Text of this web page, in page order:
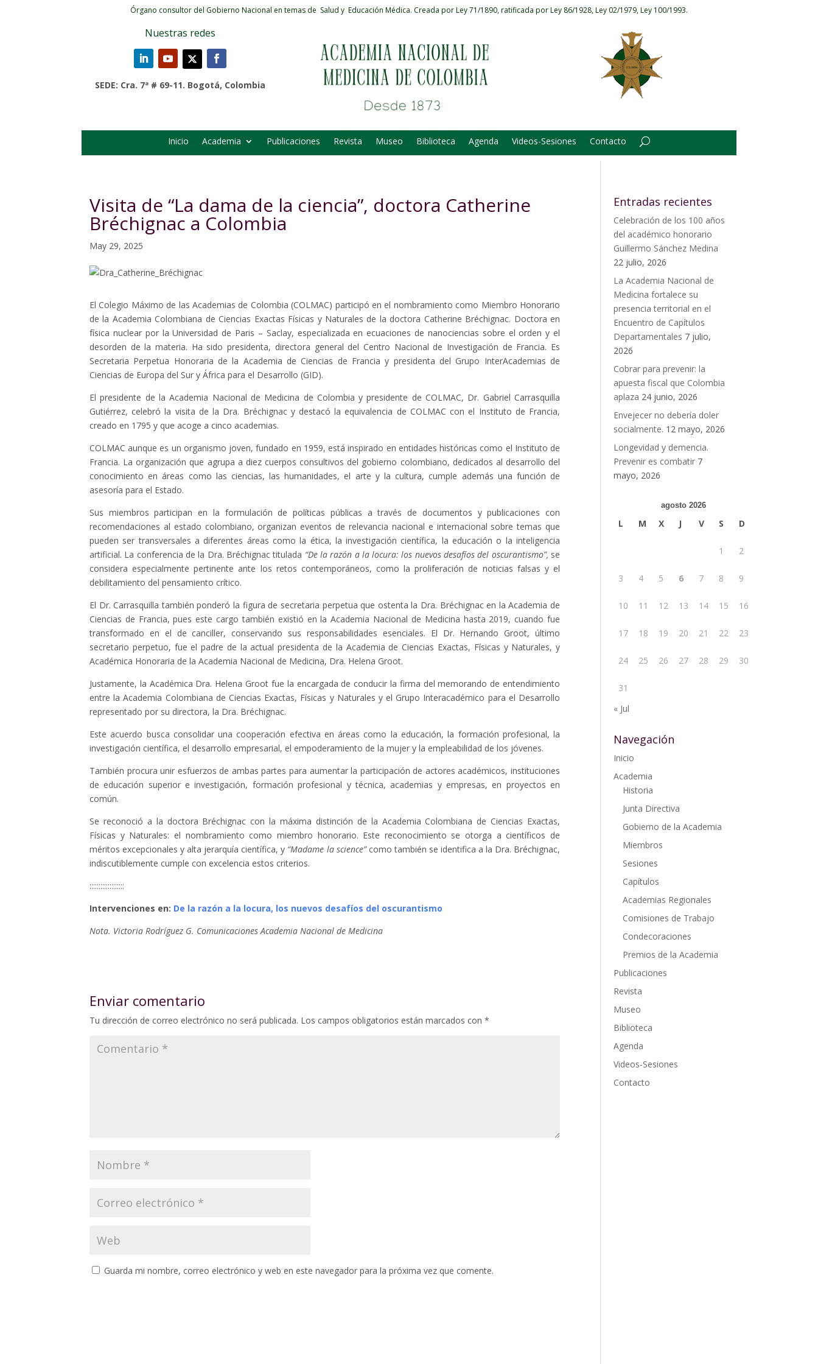
Órgano consultor del Gobierno Nacional en temas de Salud y Educación Médica. Creada por Ley 71/1890, ratificada por Ley 86/1928, Ley 02/1979, Ley 100/1993.
Nuestras redes
SEDE: Cra. 7ª # 69-11. Bogotá, Colombia
Inicio Academia Publicaciones Revista Museo Biblioteca Agenda Videos-Sesiones Contacto
Visita de “La dama de la ciencia”, doctora Catherine
Bréchignac a Colombia
May 29, 2025
El Colegio Máximo de las Academias de Colombia (COLMAC) participó en el nombramiento como Miembro Honorario
de la Academia Colombiana de Ciencias Exactas Físicas y Naturales de la doctora Catherine Bréchignac. Doctora en
física nuclear por la Universidad de Paris – Saclay, especializada en ecuaciones de nanociencias sobre el orden y el
desorden de la materia. Ha sido presidenta, directora general del Centro Nacional de Investigación de Francia. Es
Secretaria Perpetua Honoraria de la Academia de Ciencias de Francia y presidenta del Grupo InterAcademias de
Ciencias de Europa del Sur y África para el Desarrollo (GID).
El presidente de la Academia Nacional de Medicina de Colombia y presidente de COLMAC, Dr. Gabriel Carrasquilla
Gutiérrez, celebró la visita de la Dra. Bréchignac y destacó la equivalencia de COLMAC con el Instituto de Francia,
creado en 1795 y que acoge a cinco academias.
COLMAC aunque es un organismo joven, fundado en 1959, está inspirado en entidades históricas como el Instituto de
Francia. La organización que agrupa a diez cuerpos consultivos del gobierno colombiano, dedicados al desarrollo del
conocimiento en áreas como las ciencias, las humanidades, el arte y la cultura, cumple además una función de
asesoría para el Estado.
Sus miembros participan en la formulación de políticas públicas a través de documentos y publicaciones con
recomendaciones al estado colombiano, organizan eventos de relevancia nacional e internacional sobre temas que
pueden ser transversales a diferentes áreas como la ética, la investigación científica, la educación o la inteligencia
artificial. La conferencia de la Dra. Bréchignac titulada “De la razón a la locura: los nuevos desafíos del oscurantismo”, se
considera especialmente pertinente ante los retos contemporáneos, como la proliferación de noticias falsas y el
debilitamiento del pensamiento crítico.
El Dr. Carrasquilla también ponderó la figura de secretaria perpetua que ostenta la Dra. Bréchignac en la Academia de
Ciencias de Francia, pues este cargo también existió en la Academia Nacional de Medicina hasta 2019, cuando fue
transformado en el de canciller, conservando sus responsabilidades esenciales. El Dr. Hernando Groot, último
secretario perpetuo, fue el padre de la actual presidenta de la Academia de Ciencias Exactas, Físicas y Naturales, y
Académica Honoraria de la Academia Nacional de Medicina, Dra. Helena Groot.
Justamente, la Académica Dra. Helena Groot fue la encargada de conducir la firma del memorando de entendimiento
entre la Academia Colombiana de Ciencias Exactas, Físicas y Naturales y el Grupo Interacadémico para el Desarrollo
representado por su directora, la Dra. Bréchignac.
Este acuerdo busca consolidar una cooperación efectiva en áreas como la educación, la formación profesional, la
investigación científica, el desarrollo empresarial, el empoderamiento de la mujer y la empleabilidad de los jóvenes.
También procura unir esfuerzos de ambas partes para aumentar la participación de actores académicos, instituciones
de educación superior e investigación, formación profesional y técnica, academias y empresas, en proyectos en
común.
Se reconoció a la doctora Bréchignac con la máxima distinción de la Academia Colombiana de Ciencias Exactas,
Físicas y Naturales: el nombramiento como miembro honorario. Este reconocimiento se otorga a científicos de
méritos excepcionales y alta jerarquía científica, y “Madame la science”como también se identifica a la Dra. Bréchignac,
indiscutiblemente cumple con excelencia estos criterios.
:::::::::::::::::::
Intervenciones en: De la razón a la locura, los nuevos desafíos del oscurantismo
Nota. Victoria Rodríguez G. Comunicaciones Academia Nacional de Medicina
Enviar comentario
Tu dirección de correo electrónico no será publicada. Los campos obligatorios están marcados con *
Guarda mi nombre, correo electrónico y web en este navegador para la próxima vez que comente.
Entradas recientes
Celebración de los 100 años
del académico honorario
Guillermo Sánchez Medina
22 julio, 2026
La Academia Nacional de
Medicina fortalece su
presencia territorial en el
Encuentro de Capítulos
Departamentales 7 julio,
2026
Cobrar para prevenir: la
apuesta fiscal que Colombia
aplaza 24 junio, 2026
Envejecer no debería doler
socialmente. 12 mayo, 2026
Longevidad y demencia.
Prevenir es combatir 7
mayo, 2026
agosto 2026
L M X J V S D
1 2
3 4 5 6 7 8 9
10 11 12 13 14 15 16
17 18 19 20 21 22 23
24 25 26 27 28 29 30
31
« Jul
Navegación
Inicio
Academia
Historia
Junta Directiva
Gobierno de la Academia
Miembros
Sesiones
Capítulos
Academias Regionales
Comisiones de Trabajo
Condecoraciones
Premios de la Academia
Publicaciones
Revista
Museo
Biblioteca
Agenda
Videos-Sesiones
Contacto